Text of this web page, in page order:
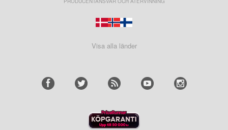
Visa alla länder